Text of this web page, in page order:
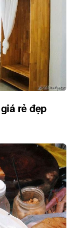
rẻ đẹp